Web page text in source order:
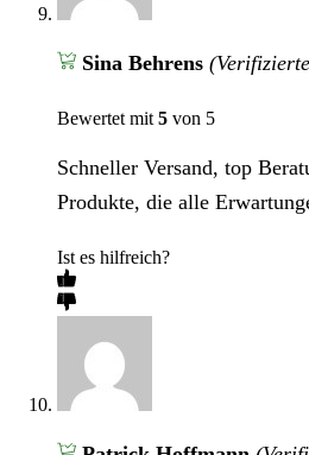
Sina Behrens
Bewertet mit 5 von 5
Schneller Versand, top
Produkte, die alle
Ist es hilfreich?